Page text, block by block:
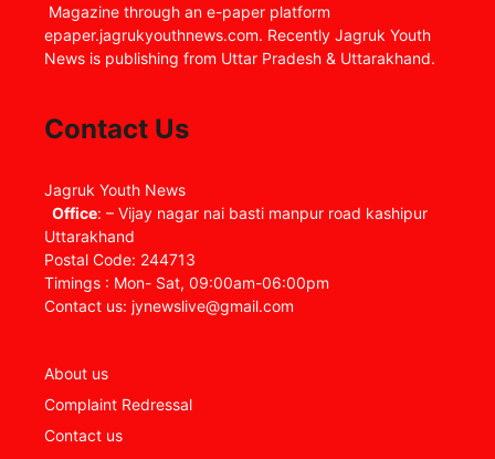
Magazine through an e-paper platform
epaper.jagrukyouthnews.com. Recently Jagruk Youth
News is publishing from Uttar Pradesh & Uttarakhand.
Contact Us
Jagruk Youth News
Office: – Vijay nagar nai basti manpur road kashipur
Uttarakhand
Postal Code: 244713
Timings : Mon- Sat, 09:00am-06:00pm
Contact us: jynewslive@gmail.com
About us
Complaint Redressal
Contact us